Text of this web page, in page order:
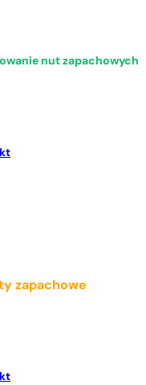
szt.
nut zapachowych
zapachowe
Gaultier |